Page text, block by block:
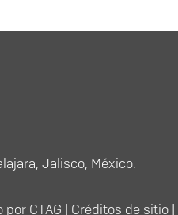
Jalisco, México.
por CTAG | Créditos de sitio|